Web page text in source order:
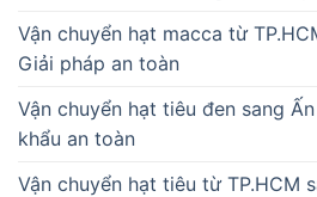
Vận chuyển hạt macca từ
Giải pháp an toàn
Vận chuyển hạt tiêu đen sang
khẩu an toàn
Vận chuyển hạt tiêu từ TP.HCM